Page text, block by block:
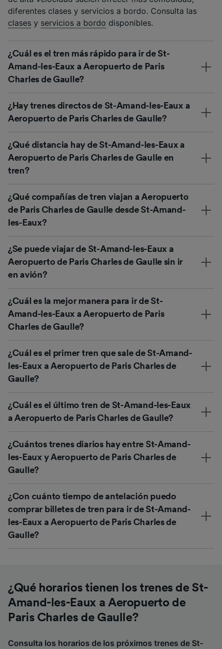
diferentes clases y servicios a bordo. Consulta las
clases y servicios a bordo disponibles.
¿Cuál es el tren más rápido para ir de St-
Amand-les-Eaux a Aeropuerto de Paris
Charles de Gaulle?
¿Hay trenes directos de St-Amand-les-Eaux a
Aeropuerto de Paris Charles de Gaulle?
¿Qué distancia hay de St-Amand-les-Eaux a
Aeropuerto de Paris Charles de Gaulle en
tren?
¿Qué compañías de tren viajan a Aeropuerto
de Paris Charles de Gaulle desde St-Amand-
les-Eaux?
¿Se puede viajar de St-Amand-les-Eaux a
Aeropuerto de Paris Charles de Gaulle sin ir
en avión?
¿Cuál es la mejor manera para ir de St-
Amand-les-Eaux a Aeropuerto de Paris
Charles de Gaulle?
¿Cuál es el primer tren que sale de St-Amand-
les-Eaux a Aeropuerto de Paris Charles de
Gaulle?
¿Cuál es el último tren de St-Amand-les-Eaux
a Aeropuerto de Paris Charles de Gaulle?
¿Cuántos trenes diarios hay entre St-Amand-
les-Eaux y Aeropuerto de Paris Charles de
Gaulle?
¿Con cuánto tiempo de antelación puedo
comprar billetes de tren para ir de St-Amand-
les-Eaux a Aeropuerto de Paris Charles de
Gaulle?
¿Qué horarios tienen los trenes de St-
Amand-les-Eaux a Aeropuerto de
Paris Charles de Gaulle?
Consulta los horarios de los próximos trenes de St-